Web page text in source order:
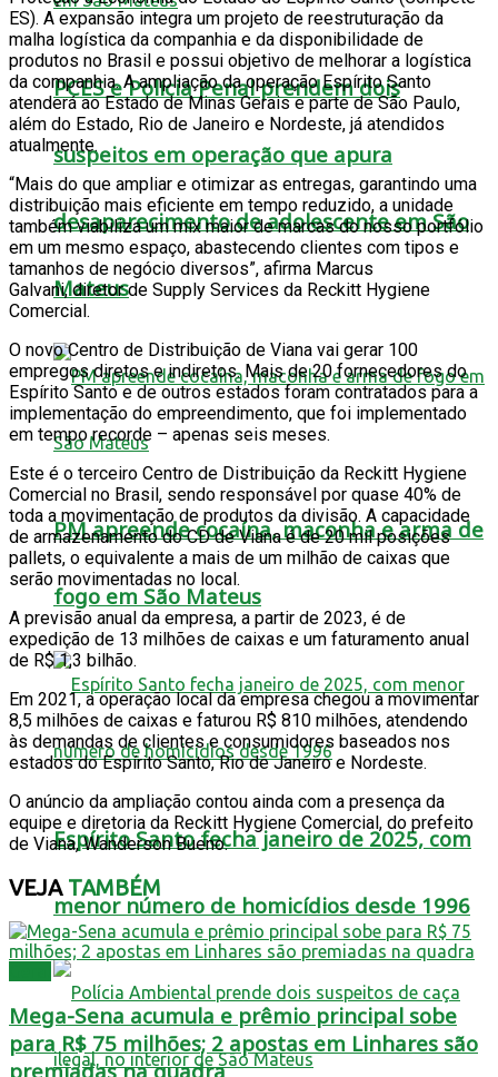
PCES e Polícia Penal prendem dois
suspeitos em operação que apura
desaparecimento de adolescente em São
Mateus
PM apreende cocaína, maconha e arma de
fogo em São Mateus
Espírito Santo fecha janeiro de 2025, com
menor número de homicídios desde 1996
ES). A expansão integra um projeto de reestruturação da
malha logística da companhia e da disponibilidade de
produtos no Brasil e possui objetivo de melhorar a logística
da companhia. A ampliação da operação Espírito Santo
atenderá ao Estado de Minas Gerais e parte de São Paulo,
além do Estado, Rio de Janeiro e Nordeste, já atendidos
atualmente.
“Mais do que ampliar e otimizar as entregas, garantindo uma
distribuição mais eficiente em tempo reduzido, a unidade
também viabiliza um mix maior de marcas do nosso portfólio
em um mesmo espaço, abastecendo clientes com tipos e
tamanhos de negócio diversos”, afirma Marcus
Galvani, diretor de Supply Services da Reckitt Hygiene
Comercial.
O novo Centro de Distribuição de Viana vai gerar 100
empregos diretos e indiretos. Mais de 20 fornecedores do
Espírito Santo e de outros estados foram contratados para a
implementação do empreendimento, que foi implementado
em tempo recorde – apenas seis meses.
Este é o terceiro Centro de Distribuição da Reckitt Hygiene
Comercial no Brasil, sendo responsável por quase 40% de
toda a movimentação de produtos da divisão. A capacidade
de armazenamento do CD de Viana é de 20 mil posições
pallets, o equivalente a mais de um milhão de caixas que
serão movimentadas no local.
A previsão anual da empresa, a partir de 2023, é de
expedição de 13 milhões de caixas e um faturamento anual
de R$ 1,3 bilhão.
Em 2021, a operação local da empresa chegou a movimentar
8,5 milhões de caixas e faturou R$ 810 milhões, atendendo
às demandas de clientes e consumidores baseados nos
estados do Espírito Santo, Rio de Janeiro e Nordeste.
O anúncio da ampliação contou ainda com a presença da
equipe e diretoria da Reckitt Hygiene Comercial, do prefeito
de Viana, Wanderson Bueno.
VEJATAMBÉM
Mega-Sena acumula e prêmio principal sobe
para R$ 75 milhões; 2 apostas em Linhares são
premiadas na quadra